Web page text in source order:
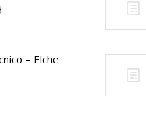
– Elche